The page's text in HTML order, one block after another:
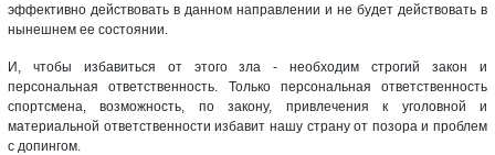
эффективно действовать в данном направлении и не будет действовать в
нынешнем ее состоянии.
И, чтобы избавиться от этого зла - необходим строгий закон и
персональная ответственность. Только персональная ответственность
спортсмена, возможность, по закону, привлечения к уголовной и
материальной ответственности избавит нашу страну от позора и проблем
с допингом.